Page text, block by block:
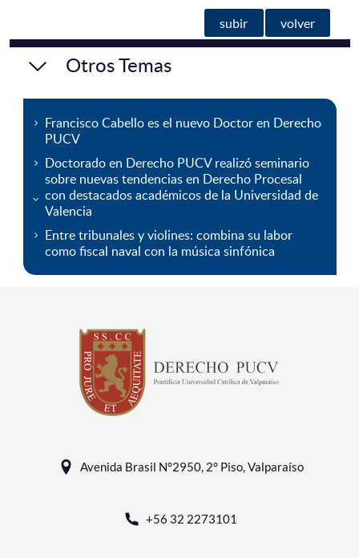
subir volver
Otros Temas
Francisco Cabello es el nuevo Doctor en Derecho
PUCV
Doctorado en Derecho PUCV realizó seminario
sobre nuevas tendencias en Derecho Procesal
con destacados académicos de la Universidad de
Valencia
Entre tribunales y violines: combina su labor
como fiscal naval con la música sinfónica
Avenida Brasil N°2950, 2° Piso, Valparaíso
+56 32 2273101